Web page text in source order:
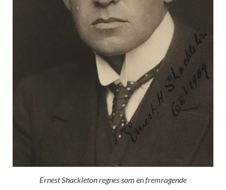
Ernest Shackleton regnes som en fremragende